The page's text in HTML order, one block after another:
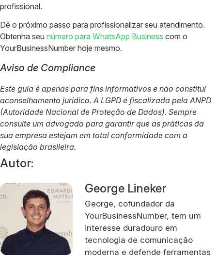
profissional.
Dê o próximo passo para profissionalizar seu atendimento.
Obtenha seu número para WhatsApp Business com o
YourBusinessNumber hoje mesmo.
Aviso de Compliance
Este guia é apenas para fins informativos e não constitui
aconselhamento jurídico. A LGPD é fiscalizada pela ANPD
(Autoridade Nacional de Proteção de Dados). Sempre
consulte um advogado para garantir que as práticas da
sua empresa estejam em total conformidade com a
legislação brasileira.
Autor:
George Lineker
George, cofundador da
YourBusinessNumber, tem um
interesse duradouro em
tecnologia de comunicação
moderna e defende ferramentas